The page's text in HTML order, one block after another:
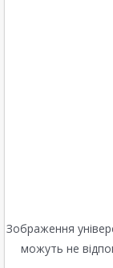
Зображення
можуть не